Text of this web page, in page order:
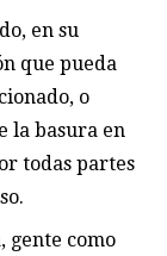
en su
que pueda
o
la basura en
todas partes
gente como